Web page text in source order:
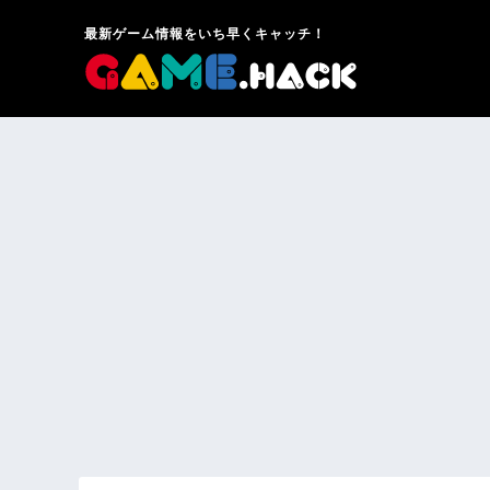
最新ゲーム情報をいち早くキャッチ！